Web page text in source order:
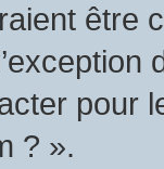
être
pour
? ».